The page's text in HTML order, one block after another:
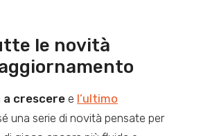
le novità
a crescere e l’ultimo
una serie di novità pensate per